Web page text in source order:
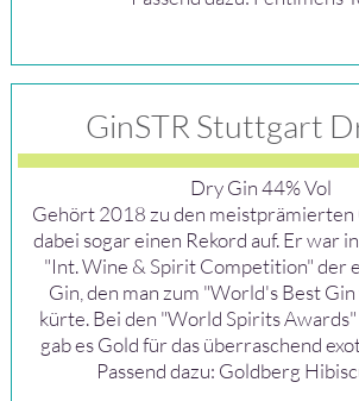
GinSTR Stuttgart
Dry Gin 44% Vol
Gehört 2018 zu den meistprämierten
dabei sogar einen Rekord auf. Er war
"Int. Wine & Spirit Competition" der
Gin, den man zum "World's Best
kürte. Bei den "World Spirits
gab es Gold für das überraschend
Passend dazu: Goldberg